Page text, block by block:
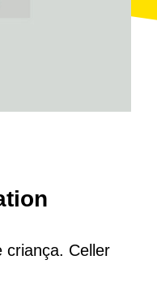
criança. Celler